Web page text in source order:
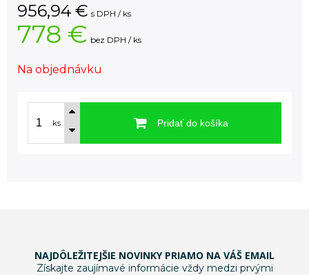
956,94 € s DPH / ks
778 € bez DPH / ks
Na objednávku
ks Pridať do košíka
NAJDÔLEŽITEJŠIE NOVINKY PRIAMO NA VÁŠ EMAIL
Získajte zaujímavé informácie vždy medzi prvými